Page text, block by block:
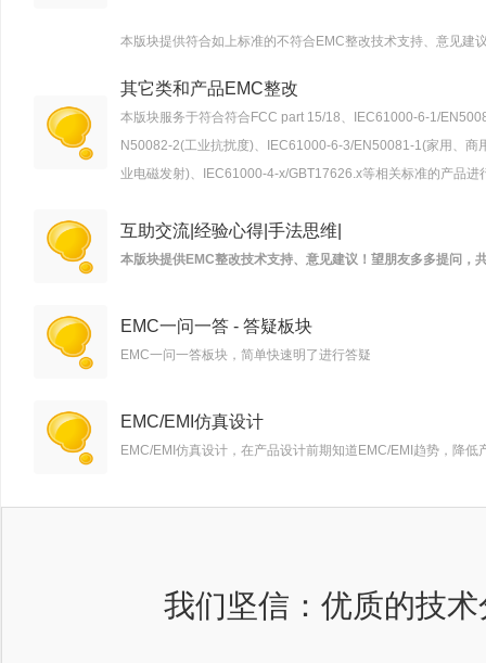
本版块提供符合如上标准的不符合EMC整改技术支持、意见建
其它类和产品EMC整改
本版块服务于符合符合FCC part 15/18、IEC61000-6-1/
N50082-2(工业抗扰度)、IEC61000-6-3/EN50081-1(家用、
业电磁发射)、IEC61000-4-x/GBT17626.x等相关标准的产品进
互助交流|经验心得|手法思维|
本版块提供EMC整改技术支持、意见建议！望朋友多多提问，
EMC一问一答 - 答疑板块
EMC一问一答板块，简单快速明了进行答疑
EMC/EMI仿真设计
EMC/EMI仿真设计，在产品设计前期知道EMC/EMI趋势，降低
我们坚信：优质的技